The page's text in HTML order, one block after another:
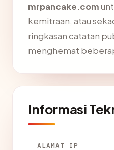
mrpancake.com
kemitraan, atau
ringkasan catatan
menghemat
Informasi
ALAMAT IP